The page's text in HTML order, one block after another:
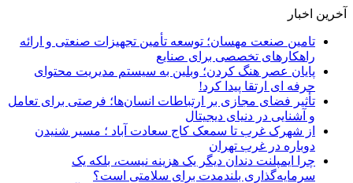
آخرین اخبار
تامین صنعت مهسان؛ توسعه تأمین تجهیزات صنعتی و ارائه
راهکارهای تخصصی برای صنایع
پایان عصر هنگ کردن؛ وبلین به سیستم مدیریت محتوای
حرفه ای ارتقا پیدا کرد!
تأثیر فضای مجازی بر ارتباطات انسان‌ها؛ فرصتی برای تعامل
و آشنایی در دنیای دیجیتال
از شهرک غرب تا سمعک کاج سعادت آباد ؛ مسیر شنیدن
دوباره در غرب تهران
چرا ایمپلنت دندان دیگر یک هزینه نیست، بلکه یک
سرمایه‌گذاری بلندمدت برای سلامتی است؟